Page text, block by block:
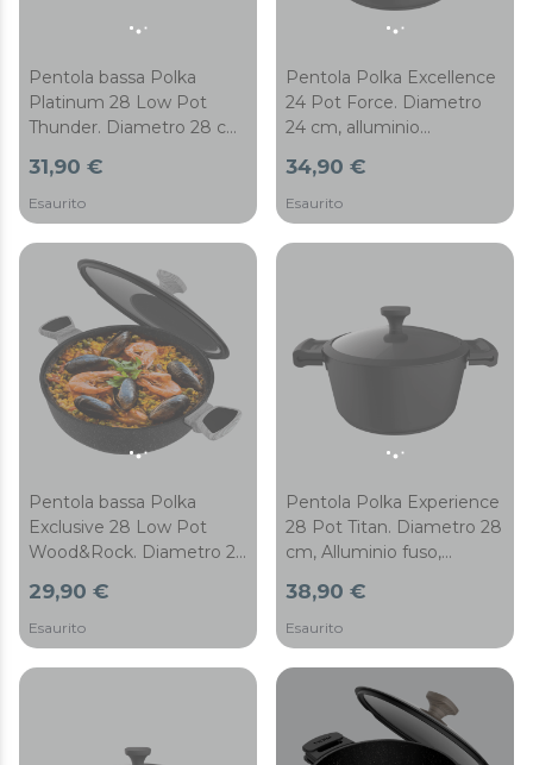
indeformabile da 5 mm di
Pentola bassa Polka
Platinum 28 Low Pot
Thunder. Diametro 28 cm,
rivestimento antiaderente
Teflon Platinum Plus,
lavabile in lavastoviglie e
adatta a tutti i fornelli,
senza PFOA
31,90 €
Esaurito
Pentola Polka Excellence
24 Pot Force. Diametro
24 cm, alluminio
Teflon Profile, adatta a
tutti i tipi di cucine e
lavabile in lavastoviglie,
fondo indeformabile
34,90 €
Esaurito
Pentola bassa Polka
Exclusive 28 Low Pot
Wood&Rock. Diametro 28
bachelite, alluminio
forgiato, rivestimento
antiaderente in teflon,
lavabile in lavastoviglie e
29,90 €
Esaurito
Pentola Polka Experience
28 Pot Titan. Diametro 28
cm, Alluminio fuso,
antiaderente Teflon
Select, Adatta a forno e
lavastoviglie, Base
indeformabile
38,90 €
Esaurito